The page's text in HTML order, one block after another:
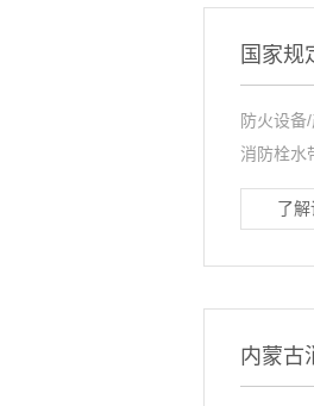
国家规
防火设备
消防栓水
了
内蒙古